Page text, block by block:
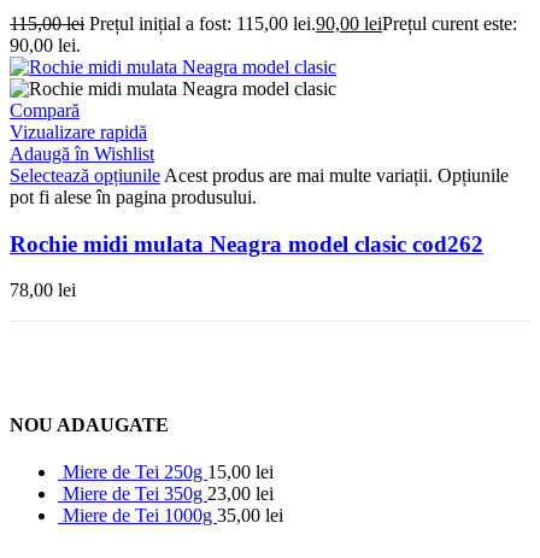
115,00lei Prețul inițial a fost: 115,00 lei.90,00 leiPrețul curent este:
90,00 lei.
Compară
Vizualizare rapidă
Adaugă în Wishlist
Selectează opțiunile Acest produs are mai multe variații. Opțiunile
pot fi alese în pagina produsului.
Rochie midi mulata Neagra model clasic cod262
78,00 lei
NOU ADAUGATE
Miere de Tei 250g 15,00 lei
Miere de Tei 350g 23,00 lei
Miere de Tei 1000g 35,00 lei